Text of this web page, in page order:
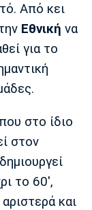
Από κει
Εθνική να
για το
στο ίδιο
στον
το 60',
και